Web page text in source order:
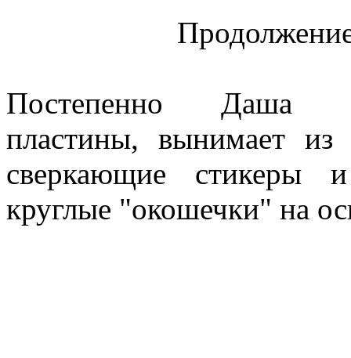
Постепенно Даша
пластины, вынимает из
сверкающие стикеры
круглые "окошечки" на